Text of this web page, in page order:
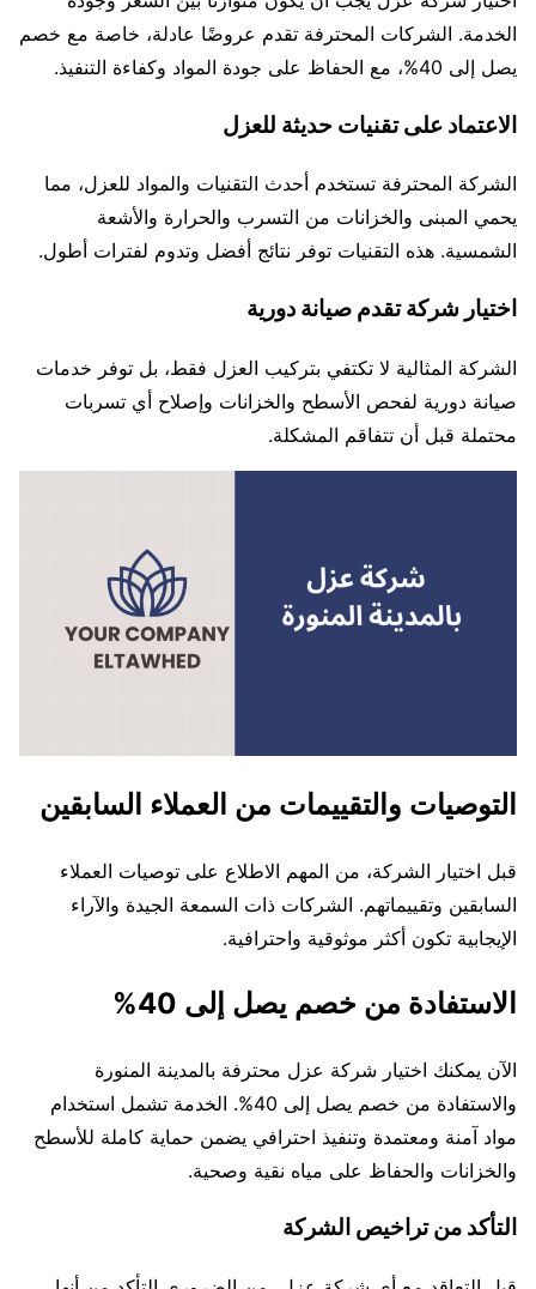
الخدمة. الشركات المحترفة تقدم عروضًا عادلة، خاصة مع خصم
يصل إلى 40%، مع الحفاظ على جودة المواد وكفاءة التنفيذ.
الاعتماد على تقنيات حديثة للعزل
الشركة المحترفة تستخدم أحدث التقنيات والمواد للعزل، مما
يحمي المبنى والخزانات من التسرب والحرارة والأشعة
الشمسية. هذه التقنيات توفر نتائج أفضل وتدوم لفترات أطول.
اختيار شركة تقدم صيانة دورية
الشركة المثالية لا تكتفي بتركيب العزل فقط، بل توفر خدمات
صيانة دورية لفحص الأسطح والخزانات وإصلاح أي تسربات
محتملة قبل أن تتفاقم المشكلة.
التوصيات والتقييمات من العملاء السابقين
قبل اختيار الشركة، من المهم الاطلاع على توصيات العملاء
السابقين وتقييماتهم. الشركات ذات السمعة الجيدة والآراء
الإيجابية تكون أكثر موثوقية واحترافية.
الاستفادة من خصم يصل إلى 40%
الآن يمكنك اختيار شركة عزل محترفة بالمدينة المنورة
والاستفادة من خصم يصل إلى 40%. الخدمة تشمل استخدام
مواد آمنة ومعتمدة وتنفيذ احترافي يضمن حماية كاملة للأسطح
والخزانات والحفاظ على مياه نقية وصحية.
التأكد من تراخيص الشركة